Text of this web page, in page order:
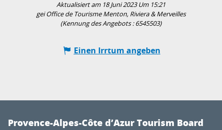
Aktualisiert am 18 Juni 2023 Um 15:21
gei Office de Tourisme Menton, Riviera & Merveilles
(Kennung des Angebots :6545503)
Einen Irrtum angeben
Provence-Alpes-Côte d’Azur Tourism Board